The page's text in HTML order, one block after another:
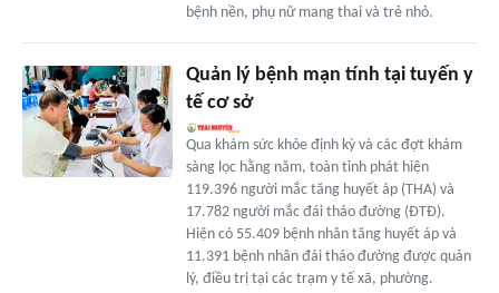
bệnh nền, phụ nữ mang thai và trẻ nhỏ.
Quản lý bệnh mạn tính tại tuyến y
tế cơ sở
Qua khám sức khỏe định kỳ và các đợt khám
sàng lọc hằng năm, toàn tỉnh phát hiện
119.396 người mắc tăng huyết áp (THA) và
17.782 người mắc đái tháo đường (ĐTĐ).
Hiện có 55.409 bệnh nhân tăng huyết áp và
11.391 bệnh nhân đái tháo đường được quản
lý, điều trị tại các trạm y tế xã, phường.